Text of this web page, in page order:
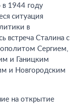
в 1944 году
ситуация
в
встреча Сталина с
Сергием,
и Ганицким
и Новгородским
на открытие